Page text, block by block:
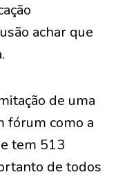
achar que
de uma
fórum como a
tem 513
de todos